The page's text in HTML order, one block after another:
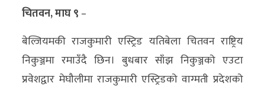
वाणिज्य
मनाेरञ्जन
चितवन, माघ ९ –
बेल्जियमकी राजकुमारी एस्ट्रिड यतिबेला चितवन राष्ट्रिय
निकुञ्जमा रमाउँदै छिन। बुधबार साँझ निकुञ्जको एउटा
प्रवेशद्वार मेघौलीमा राजकुमारी एस्ट्रिडको वाग्मती प्रदेशको